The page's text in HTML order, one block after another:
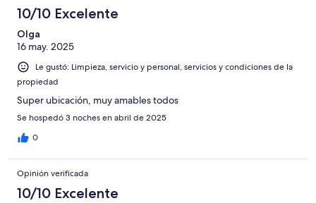
10/10 Excelente
Olga
16 may. 2025
Le gustó: Limpieza, servicio y personal, servicios y condiciones de la
propiedad
Super ubicación, muy amables todos
Se hospedó 3 noches en abril de 2025
0
Opinión verificada
10/10 Excelente